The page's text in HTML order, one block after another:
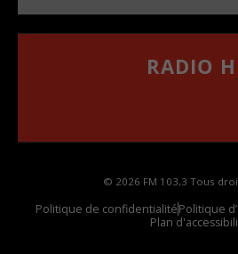
RADIO
© 2026 FM 103,3 Tous
Politique de confidentialitéPolitique
Plan